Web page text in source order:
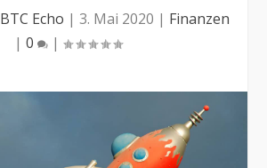
BTC Echo | 3. Mai 2020 | Finanzen
| 0 |